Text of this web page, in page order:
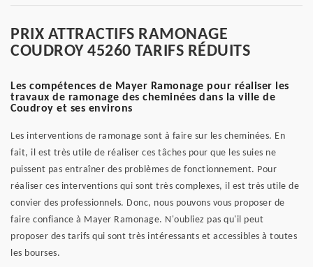
PRIX ATTRACTIFS RAMONAGE
COUDROY 45260 TARIFS RÉDUITS
Les compétences de Mayer Ramonage pour réaliser les
travaux de ramonage des cheminées dans la ville de
Coudroy et ses environs
Les interventions de ramonage sont à faire sur les cheminées. En
fait, il est très utile de réaliser ces tâches pour que les suies ne
puissent pas entraîner des problèmes de fonctionnement. Pour
réaliser ces interventions qui sont très complexes, il est très utile de
convier des professionnels. Donc, nous pouvons vous proposer de
faire confiance à Mayer Ramonage. N'oubliez pas qu'il peut
proposer des tarifs qui sont très intéressants et accessibles à toutes
les bourses.